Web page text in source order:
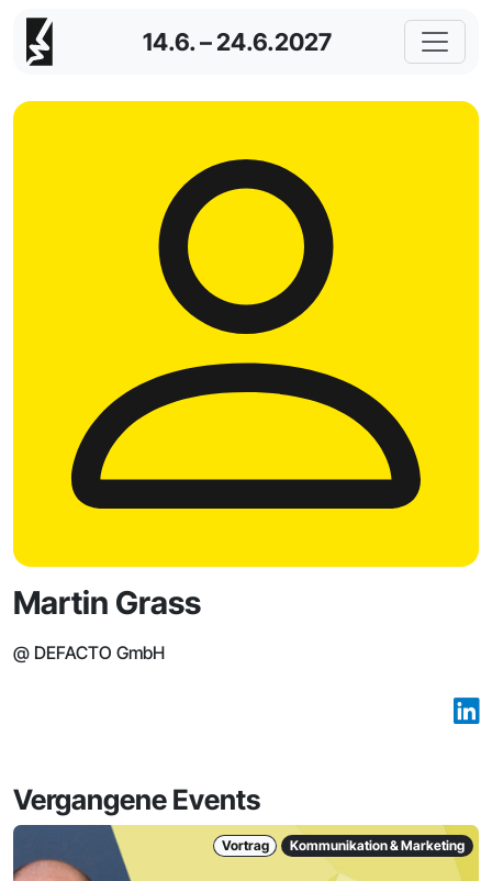
14.6. – 24.6.2027
Martin Grass
@ DEFACTO GmbH
Vergangene Events
Vortrag Kommunikation & Marketing